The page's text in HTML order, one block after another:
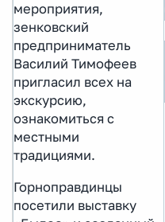
мероприятия,
зенковский
предприниматель
Василий Тимофеев
пригласил всех на
экскурсию,
ознакомиться с
местными
традициями.
Горноправдинцы
посетили выставку